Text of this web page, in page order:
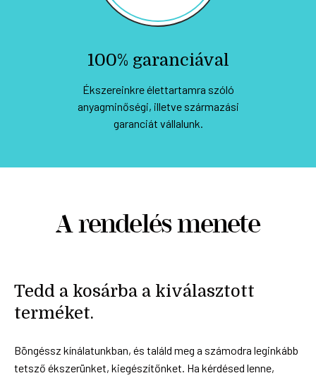
100% garanciával
Ékszereinkre élettartamra szóló
anyagminőségi, illetve származási
garanciát vállalunk.
A rendelés menete
Tedd a kosárba a kiválasztott
terméket.
Böngéssz kínálatunkban, és találd meg a számodra leginkább
tetsző ékszerünket, kiegészítőnket. Ha kérdésed lenne,